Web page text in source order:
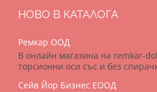
НОВО В КАТАЛОГА
Ремкар ООД
В онлайн магазина на remkar-
торсионни оси със и без
Сейв Йор Бизнес ЕООД